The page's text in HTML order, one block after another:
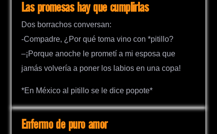
Las promesas hay que cumplirlas
Dos borrachos conversan:
-Compadre, ¿Por qué toma vino con *pitillo?
–¡Porque anoche le prometí a mi esposa que
jamás volvería a poner los labios en una copa!
*En México al pitillo se le dice popote*
Enfermo de puro amor